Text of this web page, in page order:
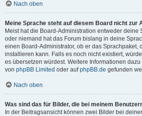
Nach oben
Meine Sprache steht auf diesem Board nicht zur
Meist hat die Board-Administration entweder deine
oder niemand hat das Forum bislang in deine
einen Board-Administrator, ob er das Sprachpaket,
installieren kann. Falls es noch nicht existiert,
es übersetzen würdest. Weitere Informationen
von phpBB Limited oder aufphpBB.de gefunden
Nach oben
Was sind das für Bilder, die bei meinem
In der Beitragsansicht können zwei Bilder bei